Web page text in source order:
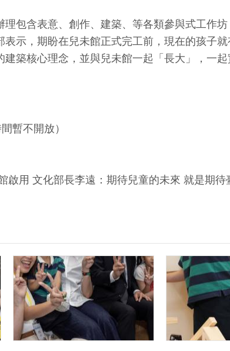
包含表意、創作、建築、等各類參與式工作
示，期盼在兒未館正式完工前，現在的孩子
築核心理念，並與兒未館一起「長大」，一
暫不開放）
啟用 文化部長李遠：期待兒童的未來 就是期待